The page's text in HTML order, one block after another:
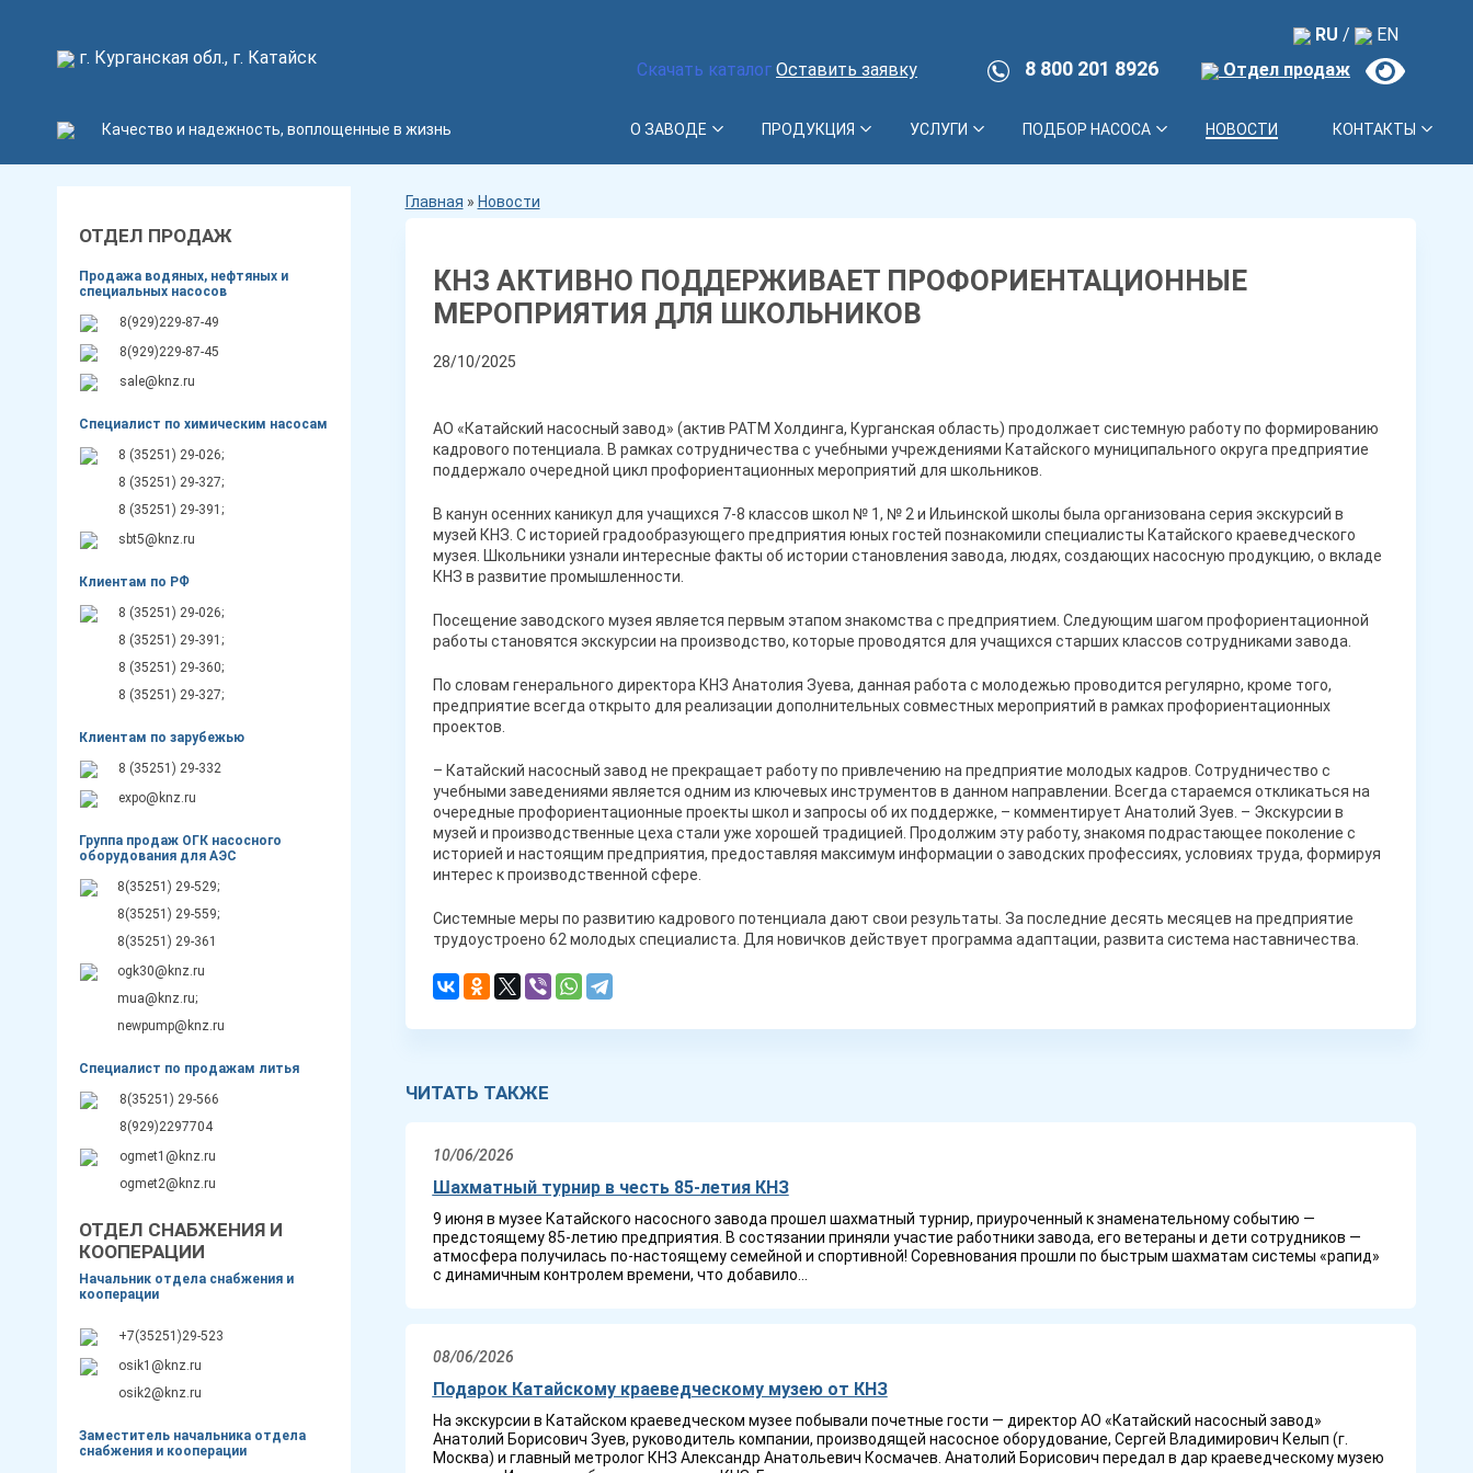
г. Курганская обл., г. Катайск
RU /
EN
Скачать каталог Оставить заявку 8 800 201 8926 Отдел продаж
Качество и надежность, воплощенные в жизнь О ЗАВОДЕ ПРОДУКЦИЯ УСЛУГИ ПОДБОР НАСОСА НОВОСТИ КОНТАКТЫ
ОТДЕЛ ПРОДАЖ
Продажа водяных, нефтяных и
специальных насосов
8(929)229-87-49
8(929)229-87-45
sale@knz.ru
Специалист по химическим насосам
8 (35251) 29-026;
8 (35251) 29-327;
8 (35251) 29-391;
sbt5@knz.ru
Клиентам по РФ
8 (35251) 29-026;
8 (35251) 29-391;
8 (35251) 29-360;
8 (35251) 29-327;
Клиентам по зарубежью
8 (35251) 29-332
expo@knz.ru
Группа продаж ОГК насосного
оборудования для АЭС
8(35251) 29-529;
8(35251) 29-559;
8(35251) 29-361
ogk30@knz.ru
mua@knz.ru;
newpump@knz.ru
Специалист по продажам литья
8(35251) 29-566
8(929)2297704
ogmet1@knz.ru
ogmet2@knz.ru
ОТДЕЛ СНАБЖЕНИЯ И
КООПЕРАЦИИ
Начальник отдела снабжения и
кооперации
+7(35251)29-523
osik1@knz.ru
osik2@knz.ru
Заместитель начальника отдела
снабжения и кооперации
Главная » Новости
КНЗ АКТИВНО ПОДДЕРЖИВАЕТ ПРОФОРИЕНТАЦИОННЫЕ
МЕРОПРИЯТИЯ ДЛЯ ШКОЛЬНИКОВ
28/10/2025
АО «Катайский насосный завод» (актив РАТМ Холдинга, Курганская область) продолжает системную работу по формированию
кадрового потенциала. В рамках сотрудничества с учебными учреждениями Катайского муниципального округа предприятие
поддержало очередной цикл профориентационных мероприятий для школьников.
В канун осенних каникул для учащихся 7-8 классов школ № 1, № 2 и Ильинской школы была организована серия экскурсий в
музей КНЗ. С историей градообразующего предприятия юных гостей познакомили специалисты Катайского краеведческого
музея. Школьники узнали интересные факты об истории становления завода, людях, создающих насосную продукцию, о вкладе
КНЗ в развитие промышленности.
Посещение заводского музея является первым этапом знакомства с предприятием. Следующим шагом профориентационной
работы становятся экскурсии на производство, которые проводятся для учащихся старших классов сотрудниками завода.
По словам генерального директора КНЗ Анатолия Зуева, данная работа с молодежью проводится регулярно, кроме того,
предприятие всегда открыто для реализации дополнительных совместных мероприятий в рамках профориентационных
проектов.
– Катайский насосный завод не прекращает работу по привлечению на предприятие молодых кадров. Сотрудничество с
учебными заведениями является одним из ключевых инструментов в данном направлении. Всегда стараемся откликаться на
очередные профориентационные проекты школ и запросы об их поддержке, – комментирует Анатолий Зуев. – Экскурсии в
музей и производственные цеха стали уже хорошей традицией. Продолжим эту работу, знакомя подрастающее поколение с
историей и настоящим предприятия, предоставляя максимум информации о заводских профессиях, условиях труда, формируя
интерес к производственной сфере.
Системные меры по развитию кадрового потенциала дают свои результаты. За последние десять месяцев на предприятие
трудоустроено 62 молодых специалиста. Для новичков действует программа адаптации, развита система наставничества.
ЧИТАТЬ ТАКЖЕ
10/06/2026
Шахматный турнир в честь 85-летия КНЗ
9 июня в музее Катайского насосного завода прошел шахматный турнир, приуроченный к знаменательному событию —
предстоящему 85‑летию предприятия. В состязании приняли участие работники завода, его ветераны и дети сотрудников —
атмосфера получилась по‑настоящему семейной и спортивной! Соревнования прошли по быстрым шахматам системы «рапид»
с динамичным контролем времени, что добавило...
08/06/2026
Подарок Катайскому краеведческому музею от КНЗ
На экскурсии в Катайском краеведческом музее побывали почетные гости — директор АО «Катайский насосный завод»
Анатолий Борисович Зуев, руководитель компании, производящей насосное оборудование, Сергей Владимирович Келып (г.
Москва) и главный метролог КНЗ Александр Анатольевич Космачев. Анатолий Борисович передал в дар краеведческому музею